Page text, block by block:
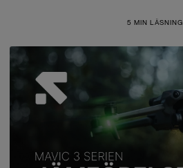
5 MIN LÄSNING